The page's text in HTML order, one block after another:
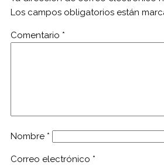
Los campos obligatorios están
Comentario *
Nombre *
Correo electrónico *